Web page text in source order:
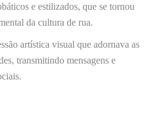
e estilizados, que se tornou
da cultura de rua.
artística visual que adornava as
transmitindo mensagens e